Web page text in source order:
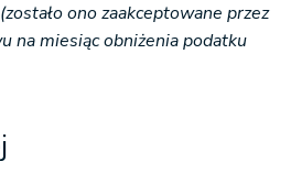
ono zaakceptowane przez
na miesiąc obniżenia podatku